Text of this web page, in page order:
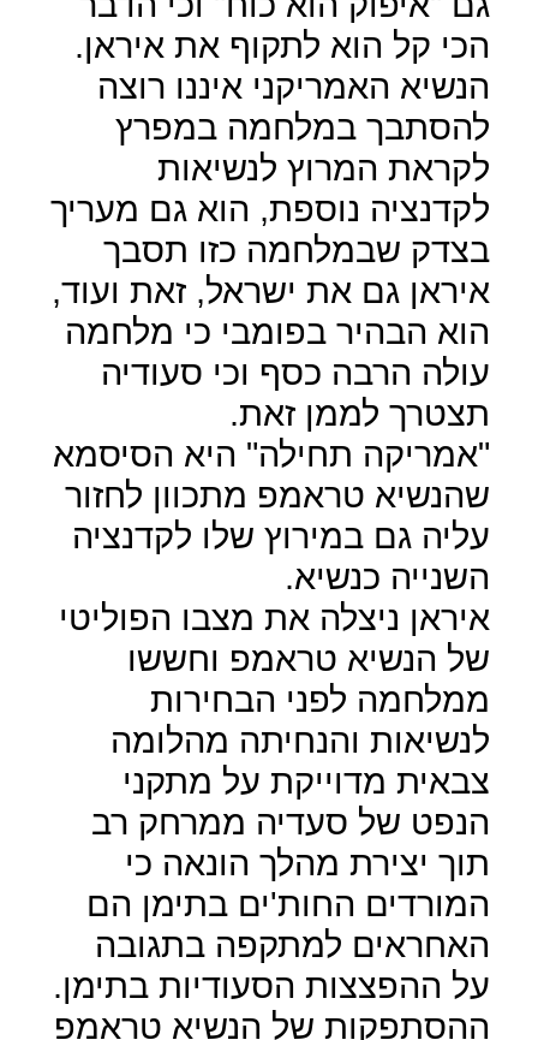
הכי קל הוא לתקוף את איראן.
הנשיא האמריקני איננו רוצה
להסתבך במלחמה במפרץ
לקראת המרוץ לנשיאות
לקדנציה נוספת, הוא גם מעריך
בצדק שבמלחמה כזו תסבך
איראן גם את ישראל, זאת ועוד,
הוא הבהיר בפומבי כי מלחמה
עולה הרבה כסף וכי סעודיה
תצטרך לממן זאת.
"אמריקה תחילה" היא הסיסמא
שהנשיא טראמפ מתכוון לחזור
עליה גם במירוץ שלו לקדנציה
השנייה כנשיא.
איראן ניצלה את מצבו הפוליטי
של הנשיא טראמפ וחששו
ממלחמה לפני הבחירות
לנשיאות והנחיתה מהלומה
צבאית מדוייקת על מתקני
הנפט של סעדיה ממרחק רב
תוך יצירת מהלך הונאה כי
המורדים החות'ים בתימן הם
האחראים למתקפה בתגובה
על ההפצצות הסעודיות בתימן.
ההסתפקות של הנשיא טראמפ